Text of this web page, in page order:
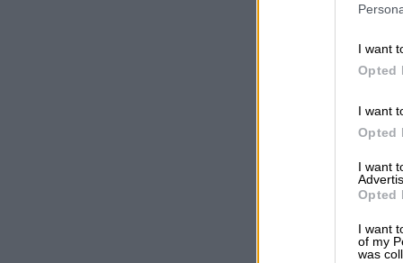
I want
Opted
I want
Opted
I want
Opted
I want
of my
was